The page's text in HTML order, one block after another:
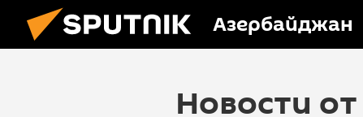
Азербайджан
Новости